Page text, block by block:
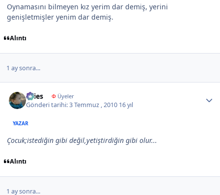
Oynamasını bilmeyen kız yerim dar demiş, yerini
genişletmişler yenim dar demiş.
Alıntı
1 ay sonra...
Aries ΦÜyeler
Gönderi tarihi:3 Temmuz , 2010 16 yıl
YAZAR
Çocuk;istediğin gibi değil,yetiştirdiğin gibi olur...
Alıntı
1 ay sonra...